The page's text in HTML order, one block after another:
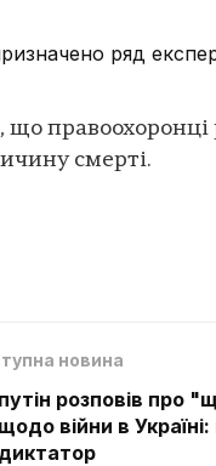
ряд
правоохоронці
смерті.
новина
путін розповів про
щодо війни в
диктатор